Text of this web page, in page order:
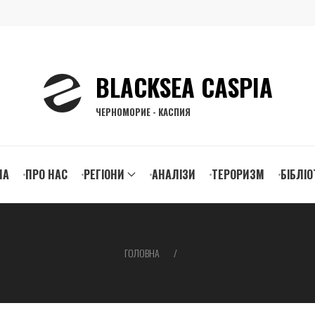
BLACKSEA CASPIA
ЧЕРНОМОРИЕ - КАСПИЯ
ПРО НАС РЕГІОНИ АНАЛІЗИ ТЕРОРИЗМ
ГОЛОВНА